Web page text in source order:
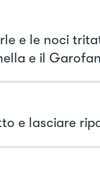
e le noci
e il
e lasciare